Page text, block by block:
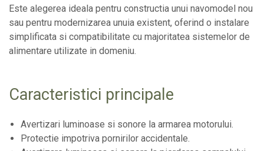
Este alegerea ideala pentru constructia unui navomodel nou
sau pentru modernizarea unuia existent, oferind o instalare
simplificata si compatibilitate cu majoritatea sistemelor de
alimentare utilizate in domeniu.
Caracteristici principale
Avertizari luminoase si sonore la armarea motorului.
Protectie impotriva pornirilor accidentale.